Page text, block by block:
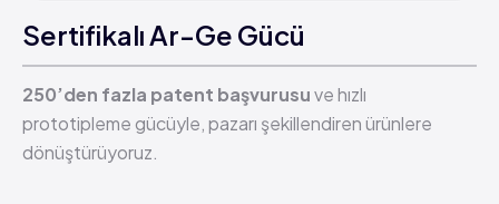
Sertifikalı Ar-Ge Gücü
250’den fazla patent başvurusuve hızlı
prototipleme gücüyle, pazarı şekillendiren ürünlere
dönüştürüyoruz.